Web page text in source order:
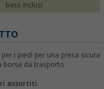
base inclusi
i piedi per una presa sicura
borsa da trasporto
assortiti.